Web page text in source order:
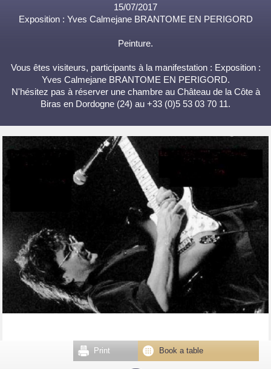
15/07/2017
Exposition : Yves Calmejane BRANTOME EN PERIGORD
Peinture.
Vous êtes visiteurs, participants à la manifestation : Exposition :
Yves Calmejane BRANTOME EN PERIGORD.
N'hésitez pas à réserver une chambre au Château de la Côte à
Biras en Dordogne (24) au +33 (0)5 53 03 70 11.
Book a table
Print